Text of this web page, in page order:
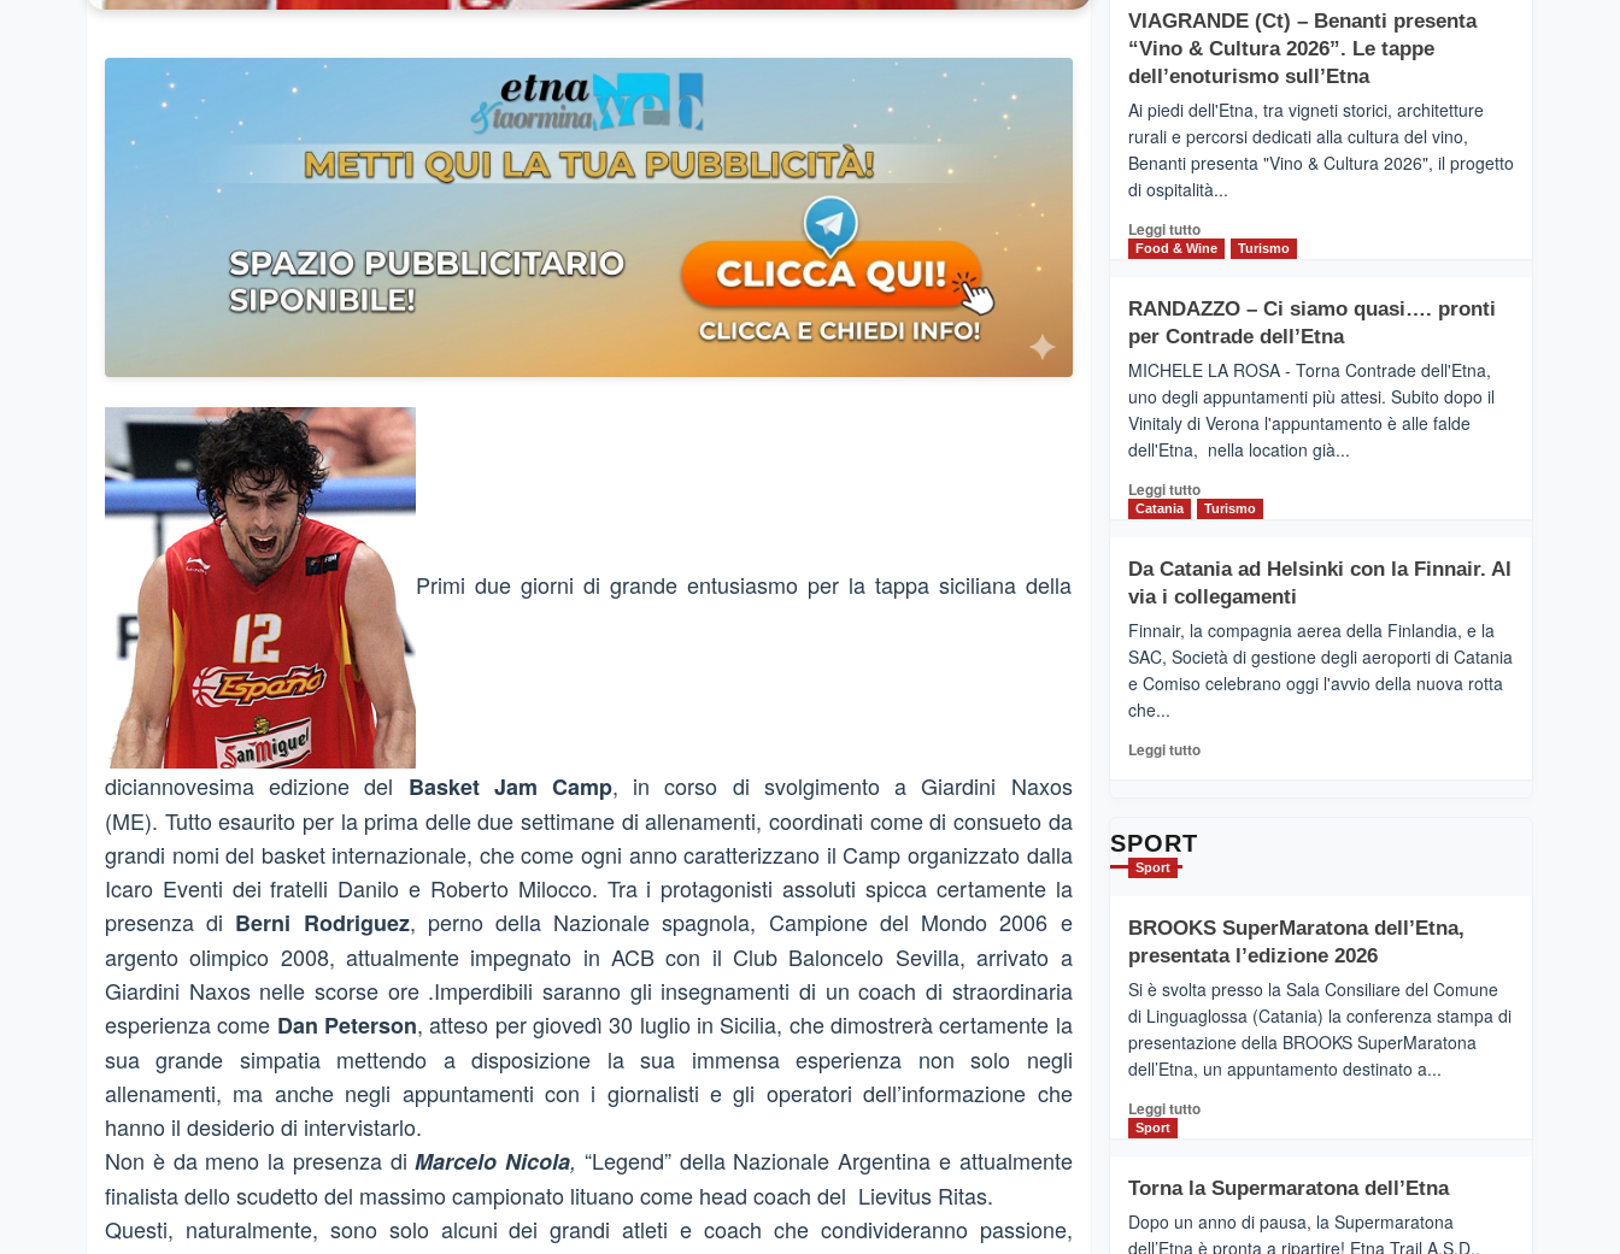
Primi due giorni di grande entusiasmo per la tappa siciliana della
diciannovesima edizione del Basket Jam Camp, in corso di svolgimento a Giardini Naxos
(ME). Tutto esaurito per la prima delle due settimane di allenamenti, coordinati come di consueto da
grandi nomi del basket internazionale, che come ogni anno caratterizzano il Camp organizzato dalla
Icaro Eventi dei fratelli Danilo e Roberto Milocco. Tra i protagonisti assoluti spicca certamente la
presenza di Berni Rodriguez, pernodella Nazionale spagnola, Campione del Mondo 2006 e
argento olimpico 2008, attualmente impegnato in ACB con il Club Baloncelo Sevilla, arrivato a
Giardini Naxos nelle scorse ore .Imperdibili saranno gli insegnamenti di un coach di straordinaria
esperienza come Dan Peterson, atteso per giovedì 30 luglio in Sicilia, che dimostrerà certamente la
sua grande simpatia mettendo a disposizione la sua immensa esperienza non solo negli
allenamenti, ma anche negli appuntamenti con i giornalisti e gli operatori dell’informazione che
hanno il desiderio di intervistarlo.
Non è da meno la presenza diMarcelo Nicola, “Legend” della Nazionale Argentina e attualmente
finalista dello scudetto del massimo campionato lituano come head coach del Lievitus Ritas.
Questi, naturalmente, sono solo alcuni dei grandi atleti e coach che condivideranno passione,
la
Valle
Alcantara
nei
primi
classifica
siciliana
IL
SAN
DOMENICO
TAORMINA,
UN
HOTEL
FOUR
PRESENTA
IL
SUMMER
BOOK
CLUB
VIAGRANDE (Ct) – Benanti presenta
“Vino & Cultura 2026”. Le tappe
dell’enoturismo sull’Etna
Ai piedi dell'Etna, tra vigneti storici, architetture
rurali e percorsi dedicati alla cultura del vino,
Benanti presenta "Vino & Cultura 2026", il progetto
di ospitalità...
Leggi tuttoLeggi
di
VIAGRANDE
(Ct)
–
presenta
“Vino
&
2026”.
Le
dell’enoturismo
sull’Etna
Food & Wine Turismo
RANDAZZO – Ci siamo quasi…. pronti
per Contrade dell’Etna
MICHELE LA ROSA - Torna Contrade dell'Etna,
uno degli appuntamenti più attesi. Subito dopo il
Vinitaly di Verona l'appuntamento è alle falde
dell'Etna, nella location già...
Leggi tuttoLeggi
di
RANDAZZO
–
siamo
quasi….
pronti
dell’Etna
Catania Turismo
Da Catania ad Helsinki con la Finnair. Al
via i collegamenti
Finnair, la compagnia aerea della Finlandia, e la
SAC, Società di gestione degli aeroporti di Catania
e Comiso celebrano oggi l'avvio della nuova rotta
che...
Leggi tuttoLeggi
con
la
Al
via
i
collegamenti
SPORT
Sport
BROOKS SuperMaratona dell’Etna,
presentata l’edizione 2026
Si è svolta presso la Sala Consiliare del Comune
di Linguaglossa (Catania) la conferenza stampa di
presentazione della BROOKS SuperMaratona
dell’Etna, un appuntamento destinato a...
Leggi tuttoLeggi
BROOKS
SuperMaratona
dell’Etna,
Sport
Torna la Supermaratona dell’Etna
Dopo un anno di pausa, la Supermaratona
dell’Etna è pronta a ripartire! Etna Trail A.S.D.,